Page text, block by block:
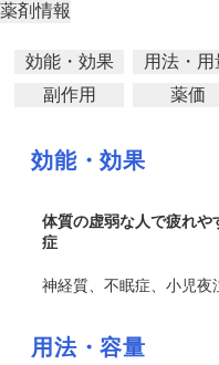
薬剤情報
効能・効果 用法・用
副作用
薬価
効能・効果
体質の虚弱な人で疲れ
症
神経質、不眠症、小児
用法・容量